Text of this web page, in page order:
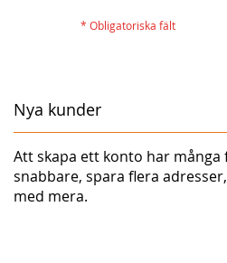
Nya kunder
Att skapa ett konto har
snabbare, spara flera
med mera.